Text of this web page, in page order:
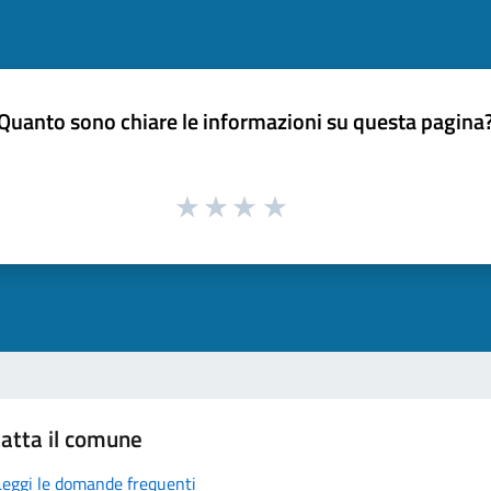
sono chiare le informazioni su questa
il comune
le domande frequenti